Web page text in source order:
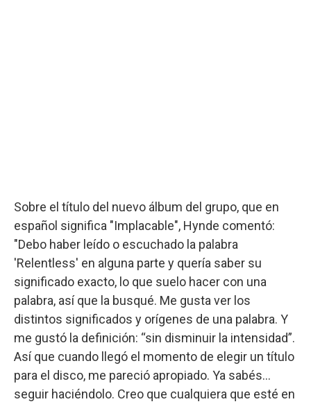
Sobre el título del nuevo álbum del grupo, que en
español significa "Implacable", Hynde comentó:
"Debo haber leído o escuchado la palabra
'Relentless' en alguna parte y quería saber su
significado exacto, lo que suelo hacer con una
palabra, así que la busqué. Me gusta ver los
distintos significados y orígenes de una palabra. Y
me gustó la definición: “sin disminuir la intensidad”.
Así que cuando llegó el momento de elegir un título
para el disco, me pareció apropiado. Ya sabés…
seguir haciéndolo. Creo que cualquiera que esté en